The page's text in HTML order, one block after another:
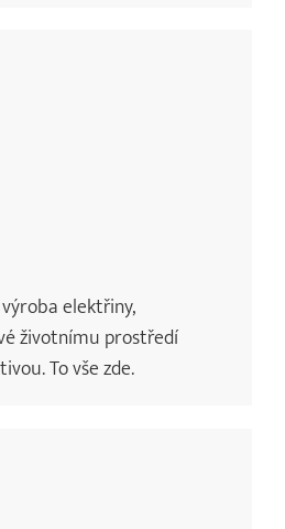
elektřiny,
životnímu prostředí
To vše zde.